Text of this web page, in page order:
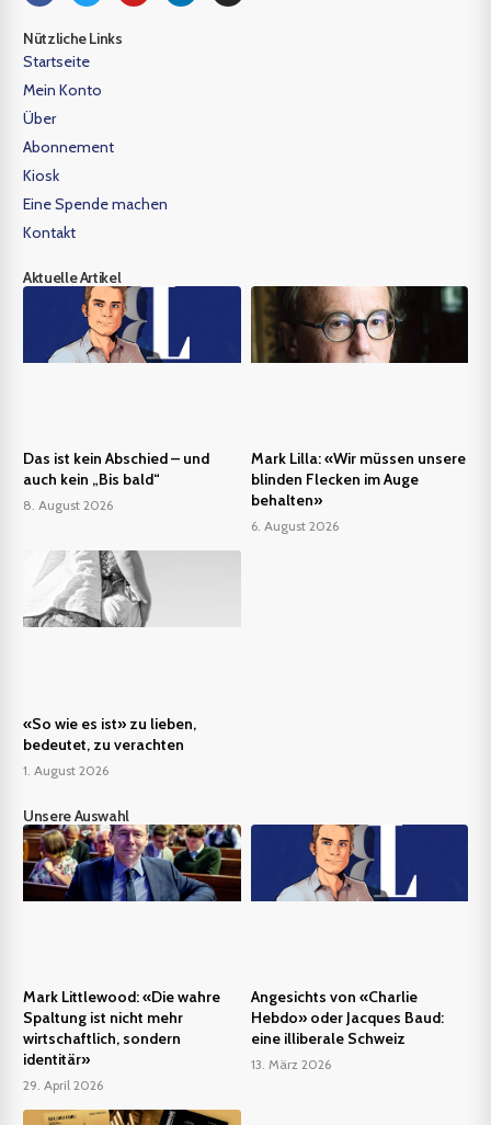
Nützliche Links
Startseite
Mein Konto
Über
Abonnement
Kiosk
Eine Spende machen
Kontakt
Aktuelle Artikel
Das ist kein Abschied – und
auch kein „Bis bald“
8. August 2026
Mark Lilla: «Wir müssen unsere
blinden Flecken im Auge
behalten»
6. August 2026
«So wie es ist» zu lieben,
bedeutet, zu verachten
1. August 2026
Unsere Auswahl
Mark Littlewood: «Die wahre
Spaltung ist nicht mehr
wirtschaftlich, sondern
identitär»
29. April 2026
Angesichts von «Charlie
Hebdo» oder Jacques Baud:
eine illiberale Schweiz
13. März 2026